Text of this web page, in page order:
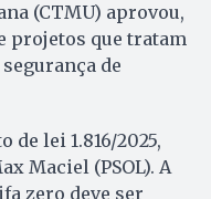
(CTMU) aprovou,
projetos que tratam
de
de lei 1.816/2025,
Maciel (PSOL). A
zero deve ser